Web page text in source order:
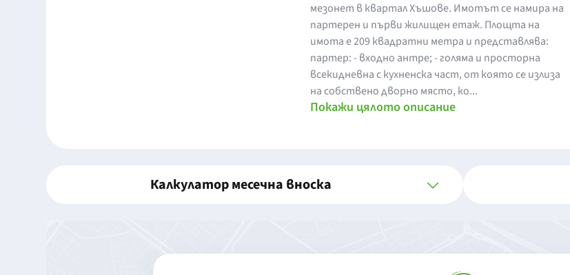
мезонет в квартал Хъшове. Имотът се намира на
партерен и първи жилищен етаж. Площта на
имота е 209 квадратни метра и представлява:
партер: - входно антре; - голяма и просторна
всекидневна с кухненска част, от която се излиза
на собствено дворно място, ко...
Покажи цялото описание
Калкулатор месечна вноска